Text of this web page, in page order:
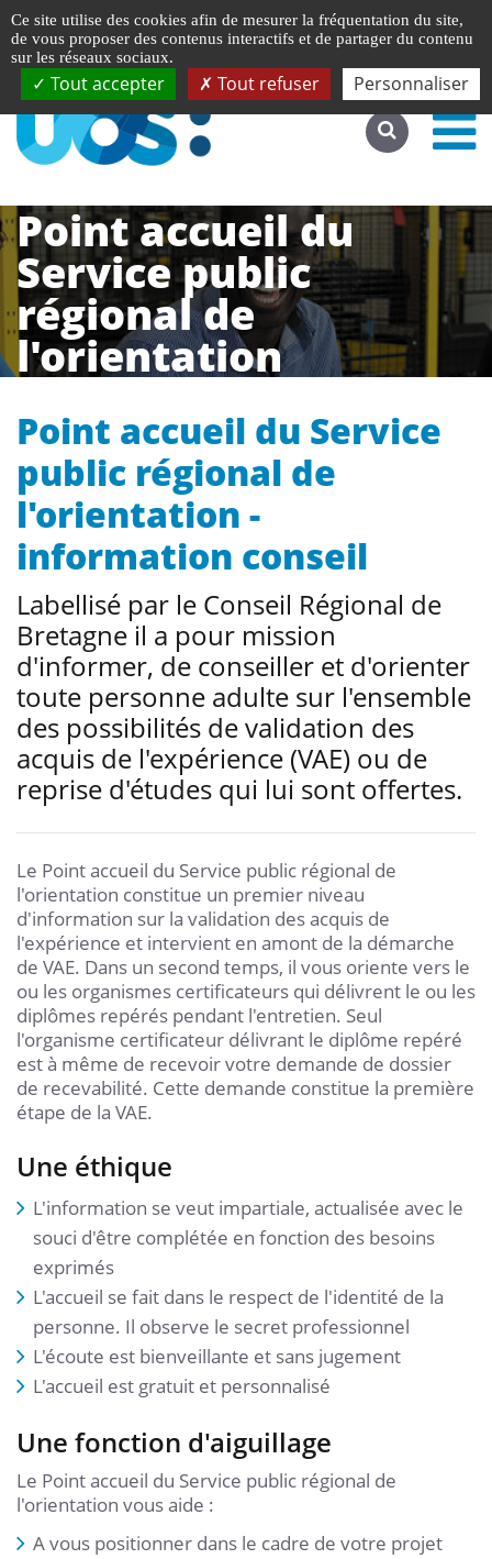
Accéder au site complet English
Point accueil du
Service public
régional de
l'orientation
Point accueil du Service
public régional de
l'orientation -
information conseil
Labellisé par le Conseil Régional de
Bretagne il a pour mission
d'informer, de conseiller et d'orienter
toute personne adulte sur l'ensemble
des possibilités de validation des
acquis de l'expérience (VAE) ou de
reprise d'études qui lui sont offertes.
Le Point accueil du Service public régional de
l'orientation constitue un premier niveau
d'information sur la validation des acquis de
l'expérience et intervient en amont de la démarche
de VAE. Dans un second temps, il vous oriente vers le
ou les organismes certificateurs qui délivrent le ou les
diplômes repérés pendant l'entretien. Seul
l'organisme certificateur délivrant le diplôme repéré
est à même de recevoir votre demande de dossier
de recevabilité. Cette demande constitue la première
étape de la VAE.
Une éthique
L'information se veut impartiale, actualisée avec le
souci d'être complétée en fonction des besoins
exprimés
L'accueil se fait dans le respect de l'identité de la
personne. Il observe le secret professionnel
L'écoute est bienveillante et sans jugement
L'accueil est gratuit et personnalisé
Une fonction d'aiguillage
Le Point accueil du Service public régional de
l'orientation vous aide :
A vous positionner dans le cadre de votre projet
Ce site utilise des cookies afin de mesurer la fréquentation du site,
de vous proposer des contenus interactifs et de partager du contenu
sur les réseaux sociaux.
Tout accepter Tout refuser Personnaliser